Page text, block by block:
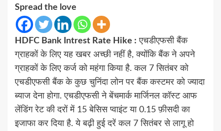
Spread the love
HDFC Bank Intrest Rate Hike : एचडीएफसी बैंक
ग्राहकों के लिए यह खबर अच्छी नहीं है, क्योंकि बैंक ने अपने
ग्राहकों के लिए कर्ज को महंगा किया है. कल 7 सितंबर को
एचडीएफसी बैंक के कुछ चुनिंदा लोन पर बैंक कस्टमर को ज्यादा
ब्याज देना होगा. एचडीएफसी ने बेंचमार्क मार्जिनल कॉस्ट आफ
लेंडिंग रेट की दरों में 15 बेसिस प्वाइंट या 0.15 फ़ीसदी का
इजाफा कर दिया है. ये बढ़ी हुई दरें कल 7 सितंबर से लागू हो